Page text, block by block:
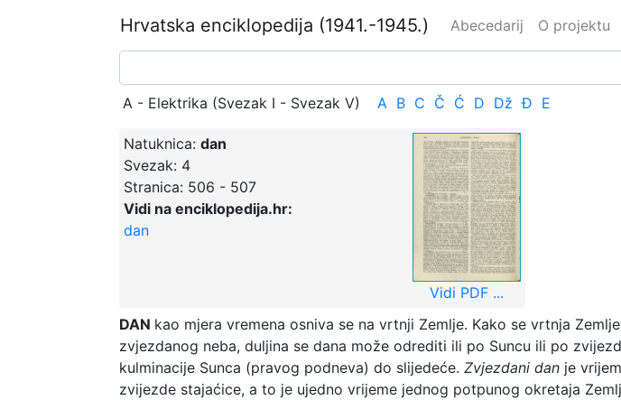
Hrvatska enciklopedija (1941.-1945.) Abecedarij O projektu
A - Elektrika (Svezak I - Svezak V) A B C Č Ć D Dž Đ E
Natuknica: dan
Svezak: 4
Stranica: 506 - 507
Vidi na enciklopedija.hr:
dan
Vidi PDF ...
DAN kao mjera vremena osniva se na vrtnji Zemlje. Kako se vrtnja
zvjezdanog neba, duljina se dana može odrediti ili po Suncu ili po
kulminacije Sunca (pravog podneva) do slijedeće. Zvjezdani dan je
zvijezde stajaćice, a to je ujedno vrijeme jednog potpunog okretaja